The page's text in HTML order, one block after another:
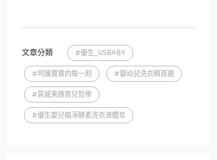
文章分類 #優生_USBABY
#呵護寶寶的每一刻 #嬰幼兒洗衣精首選
#質感美媽育兒哲學
#優生嬰兒植淨酵素洗衣液體皂